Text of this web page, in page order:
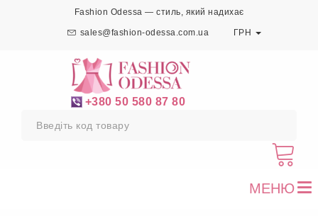
Fashion Odessa — стиль, який надихає
sales@fashion-odessa.com.ua ГРН
+380 50 580 87 80
МЕНЮ